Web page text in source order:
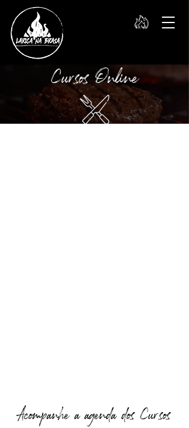
Cursos Online
Acompanhe a agenda dos Cursos